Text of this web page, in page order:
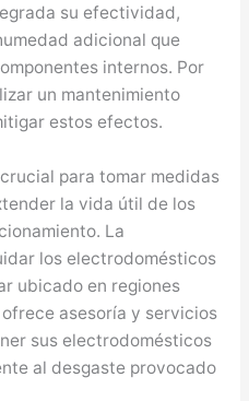
su efectividad,
adicional que
internos. Por
un mantenimiento
estos efectos.
para tomar medidas
la vida útil de los
La
los electrodomésticos
ubicado en regiones
asesoría y servicios
sus electrodomésticos
al desgaste provocado